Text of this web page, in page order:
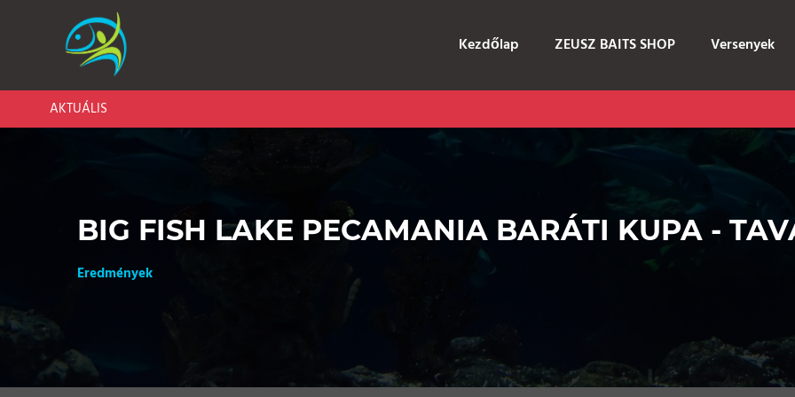
Kezdőlap ZEUSZ BAITS SHOP Versenyek
AKTUÁLIS
BIG FISH LAKE PECAMANIA BARÁTI KUPA -
Eredmények